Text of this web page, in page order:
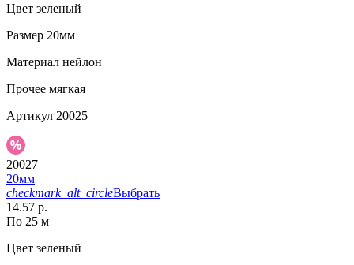
Цвет зеленый
Размер 20мм
Материал нейлон
Прочее мягкая
Артикул 20025
20027
20мм
checkmark_alt_circleВыбрать
14.57 р.
По 25 м
Цвет зеленый